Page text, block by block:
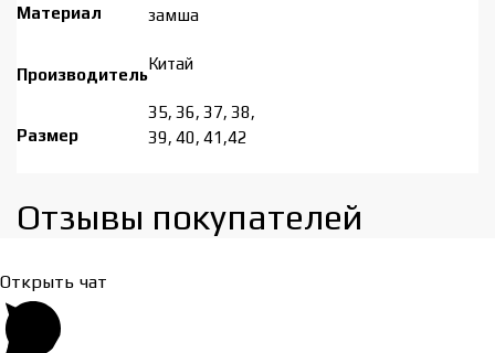
Материал
замша
Производитель
Китай
Размер
35, 36, 37, 38,
39, 40, 41,42
Отзывы покупателей​
Открыть чат